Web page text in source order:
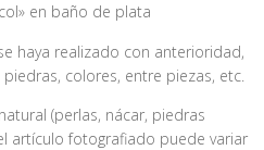
en baño de plata
haya realizado con anterioridad,
colores, entre piezas, etc.
(perlas, nácar, piedras
artículo fotografiado puede variar